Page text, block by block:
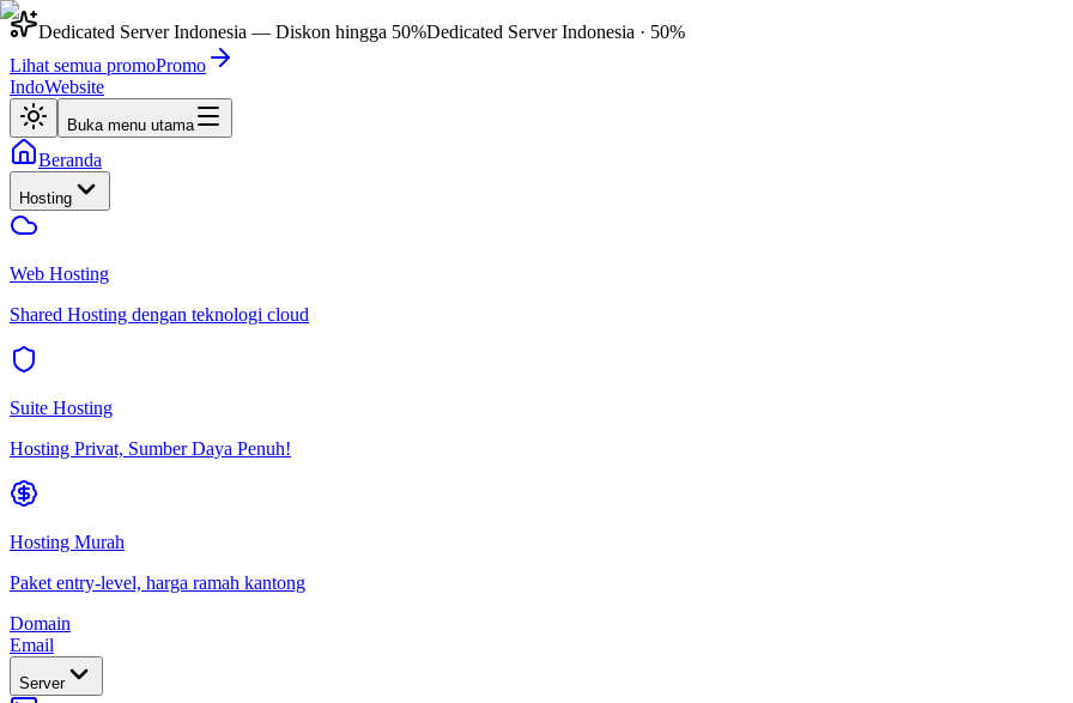
Dedicated Server Indonesia — Diskon hingga 50%Dedicated Server Indonesia · 50%
Lihat semua promoPromo
IndoWebsite
Buka menu utama
Beranda
Hosting
Web Hosting
Shared Hosting dengan teknologi cloud
Suite Hosting
Hosting Privat, Sumber Daya Penuh!
Hosting Murah
Paket entry-level, harga ramah kantong
Domain
Email
Server